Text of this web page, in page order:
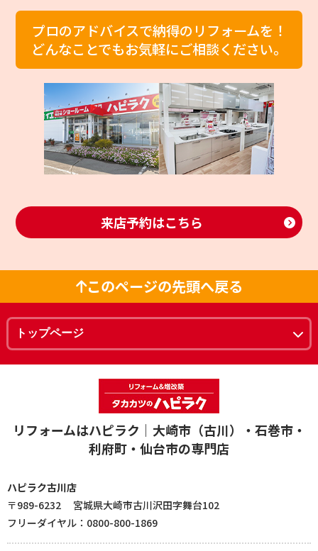
プロのアドバイスで納得のリフォームを！
どんなことでもお気軽にご相談ください。
来店予約はこちら
このページの先頭へ戻る
リフォームはハピラク｜大崎市（古川）・石巻市・
利府町・仙台市の専門店
ハピラク古川店
〒989-6232 宮城県大崎市古川沢田字舞台102
フリーダイヤル：0800-800-1869